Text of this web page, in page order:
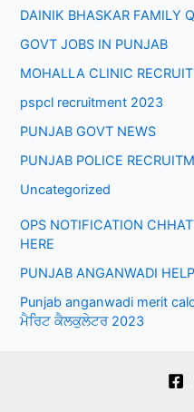
DAINIK BHASKAR FAMILY
GOVT JOBS IN PUNJAB
MOHALLA CLINIC
pspcl recruitment 2023
PUNJAB GOVT NEWS
PUNJAB POLICE
Uncategorized
OPS NOTIFICATION
HERE
PUNJAB ANGANWADI
Punjab anganwadi merit
ਮੈਰਿਟ ਕੈਲਕੁਲੇਟਰ 2023